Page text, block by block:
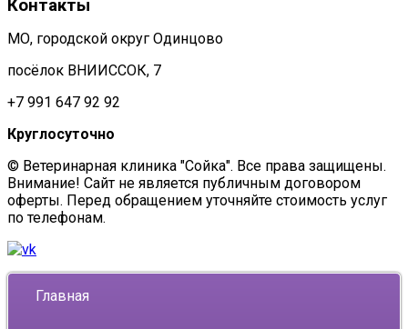
Контакты
МО, городской округ Одинцово
посёлок ВНИИССОК, 7
+7 991 647 92 92
Круглосуточно
© Ветеринарная клиника "Сойка". Все права защищены.
Внимание! Сайт не является публичным договором
оферты. Перед обращением уточняйте стоимость услуг
по телефонам.
Главная